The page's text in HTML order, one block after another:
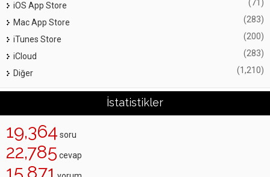
iOS App Store (71)
Mac App Store (283)
iTunes Store (200)
iCloud (283)
Diğer (1,210)
İstatistikler
19,364 soru
22,785 cevap
15,871